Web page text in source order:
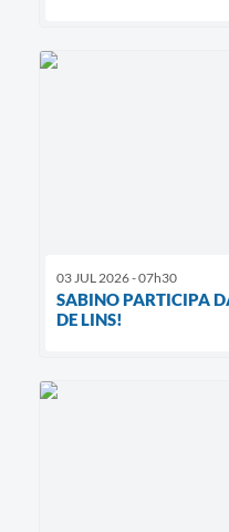
03 JUL 2026 - 07h30
SABINO PARTICIPA
DE LINS!